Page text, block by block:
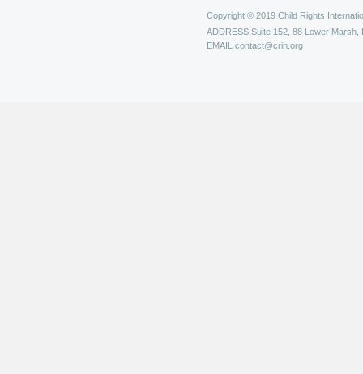
Copyright © 2019 Child Rights
ADDRESS Suite 152, 88 Lower Marsh,
EMAIL contact@crin.org